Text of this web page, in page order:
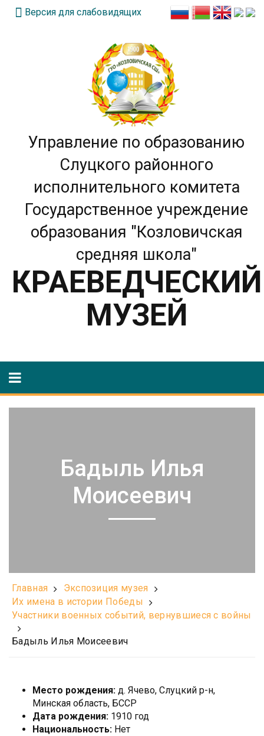
Версия для слабовидящих
Управление по образованию
Слуцкого районного
исполнительного комитета
Государственное учреждение
образования "Козловичская
средняя школа"
КРАЕВЕДЧЕСКИЙ
МУЗЕЙ
Бадыль Илья
Моисеевич
Главная
Экспозиция музея
Их имена в истории Победы
Участники военных событий, вернувшиеся с войны
Бадыль Илья Моисеевич
Место рождения: д. Ячево, Слуцкий р-н,
Минская область, БССР
Дата рождения: 1910 год
Национальность: Нет